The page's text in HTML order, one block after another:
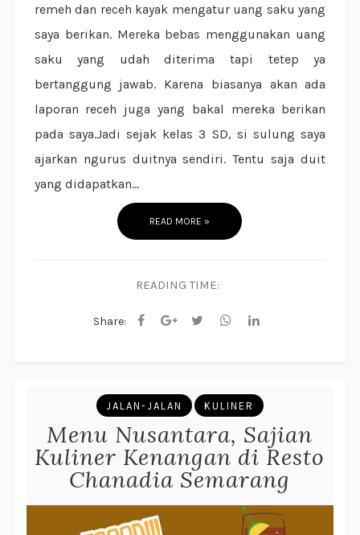
remeh dan receh kayak mengatur uang saku yang
saya berikan. Mereka bebas menggunakan uang
saku yang udah diterima tapi tetep ya
bertanggung jawab. Karena biasanya akan ada
laporan receh juga yang bakal mereka berikan
pada saya.Jadi sejak kelas 3 SD, si sulung saya
ajarkan ngurus duitnya sendiri. Tentu saja duit
yang didapatkan...
READ MORE »
READING TIME:
Share:
JALAN-JALAN KULINER
Menu Nusantara, Sajian
Kuliner Kenangan di Resto
Chanadia Semarang